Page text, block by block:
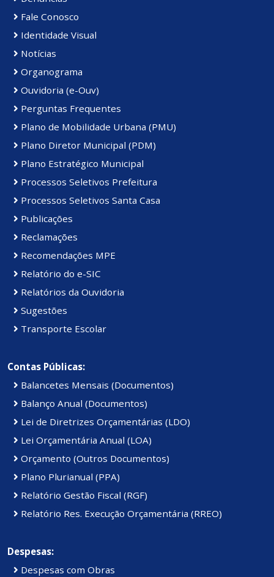
Fale Conosco
Identidade Visual
Notícias
Organograma
Ouvidoria (e-Ouv)
Perguntas Frequentes
Plano de Mobilidade Urbana (PMU)
Plano Diretor Municipal (PDM)
Plano Estratégico Municipal
Processos Seletivos Prefeitura
Processos Seletivos Santa Casa
Publicações
Reclamações
Recomendações MPE
Relatório do e-SIC
Relatórios da Ouvidoria
Sugestões
Transporte Escolar
Contas Públicas:
Balancetes Mensais (Documentos)
Balanço Anual (Documentos)
Lei de Diretrizes Orçamentárias (LDO)
Lei Orçamentária Anual (LOA)
Orçamento (Outros Documentos)
Plano Plurianual (PPA)
Relatório Gestão Fiscal (RGF)
Relatório Res. Execução Orçamentária (RREO)
Despesas:
Despesas com Obras